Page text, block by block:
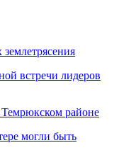
встречи лидеров
районе
могли быть